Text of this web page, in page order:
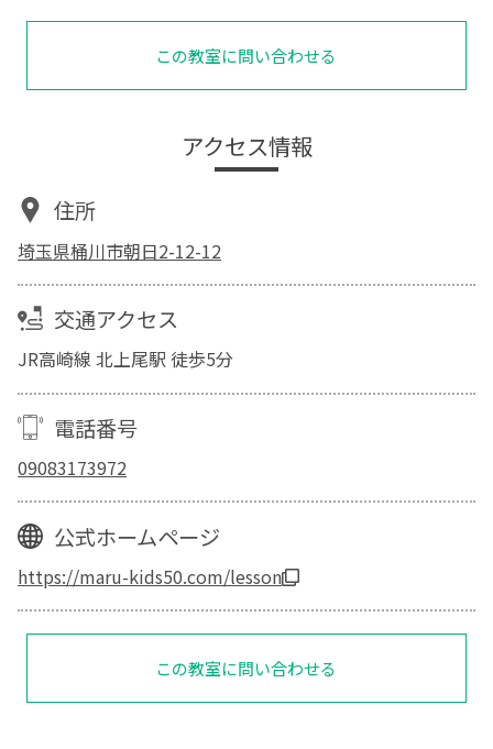
この教室に問い合わせる
アクセス情報
住所
埼玉県桶川市朝日2-12-12
交通アクセス
JR高崎線 北上尾駅 徒歩5分
電話番号
09083173972
公式ホームページ
https://maru-kids50.com/lesson
この教室に問い合わせる